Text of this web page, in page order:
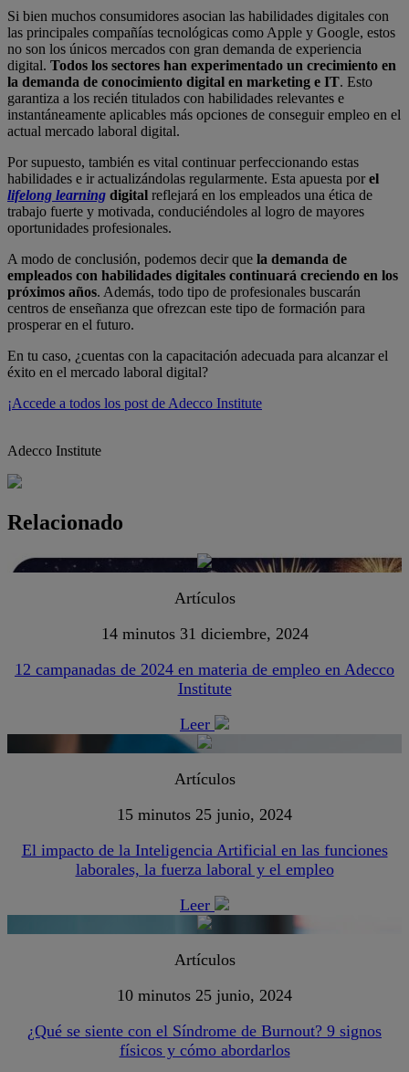
Si bien muchos consumidores asocian las habilidades digitales con
las principales compañías tecnológicas como Apple y Google, estos
no son los únicos mercados con gran demanda de experiencia
digital. Todos los sectores han experimentado un crecimiento en
la demanda de conocimiento digital en marketing e IT. Esto
garantiza a los recién titulados con habilidades relevantes e
instantáneamente aplicables más opciones de conseguir empleo en el
actual mercado laboral digital.
Por supuesto, también es vital continuar perfeccionando estas
habilidades e ir actualizándolas regularmente. Esta apuesta porel
lifelong learning digital reflejará en los empleados una ética de
trabajo fuerte y motivada, conduciéndoles al logro de mayores
oportunidades profesionales.
A modo de conclusión, podemos decir que la demanda de
empleados con habilidades digitales continuará creciendo en los
próximos años. Además, todo tipo de profesionales buscarán
centros de enseñanza que ofrezcan este tipo de formación para
prosperar en el futuro.
En tu caso, ¿cuentas con la capacitación adecuada para alcanzar el
éxito en el mercado laboral digital?
¡Accede a todos los post de Adecco Institute
Adecco Institute
Relacionado
Artículos
14 minutos 31 diciembre, 2024
12 campanadas de 2024 en materia de empleo en Adecco
Institute
Leer
Artículos
15 minutos 25 junio, 2024
El impacto de la Inteligencia Artificial en las funciones
laborales, la fuerza laboral y el empleo
Leer
Artículos
10 minutos 25 junio, 2024
¿Qué se siente con el Síndrome de Burnout? 9 signos
físicos y cómo abordarlos